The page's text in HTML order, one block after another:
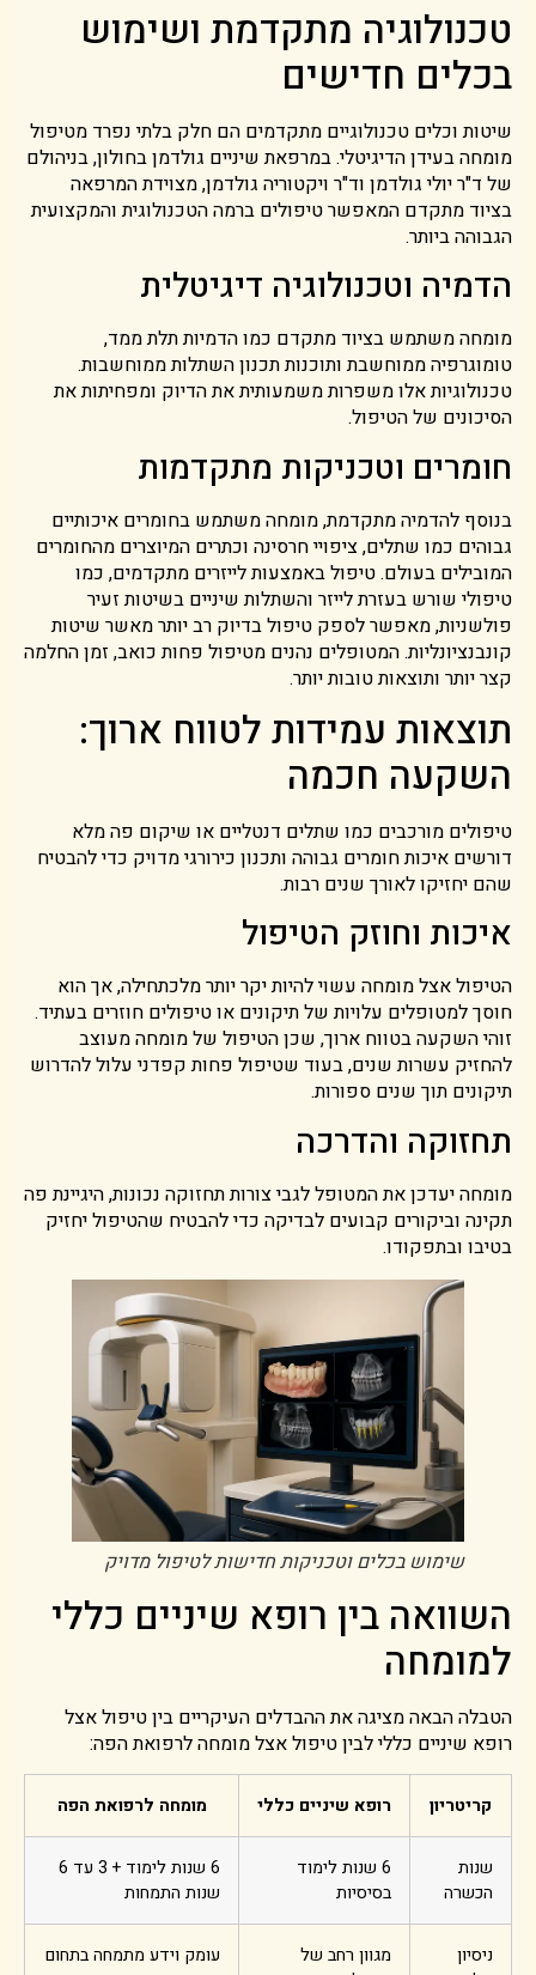
טכנולוגיה מתקדמת ושימוש
בכלים חדישים
שיטות וכלים טכנולוגיים מתקדמים הם חלק בלתי נפרד מטיפול
מומחה בעידן הדיגיטלי. במרפאת שיניים גולדמן בחולון, בניהולם
של ד"ר יולי גולדמן וד"ר ויקטוריה גולדמן, מצוידת המרפאה
בציוד מתקדם המאפשר טיפולים ברמה הטכנולוגית והמקצועית
הגבוהה ביותר.
הדמיה וטכנולוגיה דיגיטלית
מומחה משתמש בציוד מתקדם כמו הדמיות תלת ממד,
טומוגרפיה ממוחשבת ותוכנות תכנון השתלות ממוחשבות.
טכנולוגיות אלו משפרות משמעותית את הדיוק ומפחיתות את
הסיכונים של הטיפול.
חומרים וטכניקות מתקדמות
בנוסף להדמיה מתקדמת, מומחה משתמש בחומרים איכותיים
גבוהים כמו שתלים, ציפויי חרסינה וכתרים המיוצרים מהחומרים
המובילים בעולם. טיפול באמצעות לייזרים מתקדמים, כמו
טיפולי שורש בעזרת לייזר והשתלות שיניים בשיטות זעיר
פולשניות, מאפשר לספק טיפול בדיוק רב יותר מאשר שיטות
קונבנציונליות. המטופלים נהנים מטיפול פחות כואב, זמן החלמה
קצר יותר ותוצאות טובות יותר.
תוצאות עמידות לטווח ארוך:
השקעה חכמה
טיפולים מורכבים כמו שתלים דנטליים או שיקום פה מלא
דורשים איכות חומרים גבוהה ותכנון כירורגי מדויק כדי להבטיח
שהם יחזיקו לאורך שנים רבות.
איכות וחוזק הטיפול
הטיפול אצל מומחה עשוי להיות יקר יותר מלכתחילה, אך הוא
חוסך למטופלים עלויות של תיקונים או טיפולים חוזרים בעתיד.
זוהי השקעה בטווח ארוך, שכן הטיפול של מומחה מעוצב
להחזיק עשרות שנים, בעוד שטיפול פחות קפדני עלול להדרוש
תיקונים תוך שנים ספורות.
תחזוקה והדרכה
מומחה יעדכן את המטופל לגבי צורות תחזוקה נכונות, היגיינת פה
תקינה וביקורים קבועים לבדיקה כדי להבטיח שהטיפול יחזיק
בטיבו ובתפקודו.
שימוש בכלים וטכניקות חדישות לטיפול מדויק
השוואה בין רופא שיניים כללי
למומחה
הטבלה הבאה מציגה את ההבדלים העיקריים בין טיפול אצל
רופא שיניים כללי לבין טיפול אצל מומחה לרפואת הפה:
קריטריון רופא שיניים כללי מומחה לרפואת הפה
שנות
הכשרה
6 שנות לימוד
בסיסיות
6 שנות לימוד + 3 עד 6
שנות התמחות
ניסיון
מגוון רחב של
עומק וידע מתמחה בתחום